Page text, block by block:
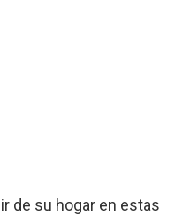
de su hogar en estas